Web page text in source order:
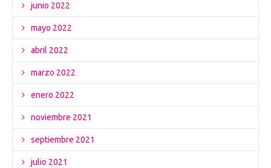
junio 2022
mayo 2022
abril 2022
marzo 2022
enero 2022
noviembre 2021
septiembre 2021
julio 2021